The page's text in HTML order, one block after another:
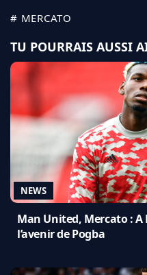
# MERCATO
TU POURRAIS AUSSI
NEWS
Man United, Mercato :
l’avenir de Pogba